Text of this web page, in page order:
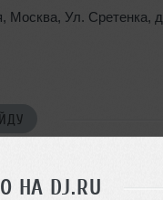
НА DJ.RU
, Москва, Ул. Сретенка,